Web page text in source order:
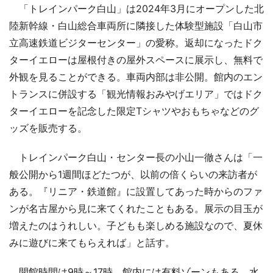
「トレインパーク白山」は2024年3月にオープンした北
陸新幹線・白山総合車両所に隣接した体験型施設「白山市
立高速鉄道ビジターセンター」の愛称。返却になったドク
ターイエローは屋根付きの屋外スペースに展示し、無料で
外観を見ることができる。車両内部は非公開。館内のエン
トランスに併設する「観光情報おみやげエリア」ではドク
ターイエローを記念した限定Tシャツやおもちゃなどのグ
ッズを販売する。
トレインパーク白山・センター長の小山一徹さんは「一
般公開から1週間ほどたつが、以前の倍くらいの来訪者が
ある。『リニア・鉄道館』に設置してあった時からのファ
ンが名古屋から見に来てくれたこともある。展示の目玉が
増えたのはうれしい。子どもも楽しめる施設なので、夏休
みに遊びに来てもらえれば」と話す。